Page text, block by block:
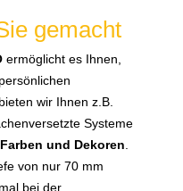
gemacht
ermöglicht es Ihnen,
wir Ihnen z.B.
Systeme
und Dekoren
von nur 70 mm
bei der